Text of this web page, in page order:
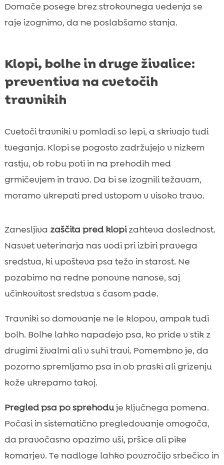
Domače posege brez strokovnega vedenja se
raje izognimo, da ne poslabšamo stanja.
Klopi, bolhe in druge živalice:
preventiva na cvetočih
travnikih
Cvetoči travniki v pomladi so lepi, a skrivajo tudi
tveganja. Klopi se pogosto zadržujejo v nizkem
rastju, ob robu poti in na prehodih med
grmičevjem in travo. Da bi se izognili težavam,
moramo ukrepati pred vstopom v visoko travo.
Zanesljiva zaščita pred klopizahteva doslednost.
Nasvet veterinarja nas vodi pri izbiri pravega
sredstva, ki upošteva psa težo in starost. Ne
pozabimo na redne ponovne nanose, saj
učinkovitost sredstva s časom pade.
Travniki so domovanje ne le klopov, ampak tudi
bolh. Bolhe lahko napadejo psa, ko pride v stik z
drugimi živalmi ali v suhi travi. Pomembno je, da
pozorno spremljamo psa in ob praski ali grizenju
kože ukrepamo takoj.
Pregled psa po sprehoduje ključnega pomena.
Počasi in sistematično pregledovanje omogoča,
da pravočasno opazimo uši, pršice ali pike
komarjev. Te nadloge lahko povzročijo srbečico in